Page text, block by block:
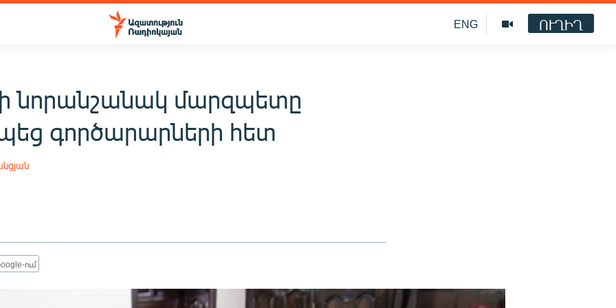
ENG ՈՒՂԻՂ
նորանշանակ մարզպետը
գործարարների հետ
ում